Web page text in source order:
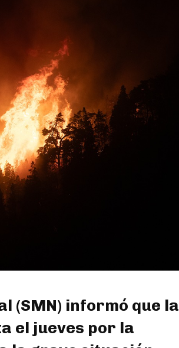
(SMN) informó que la
el jueves por la